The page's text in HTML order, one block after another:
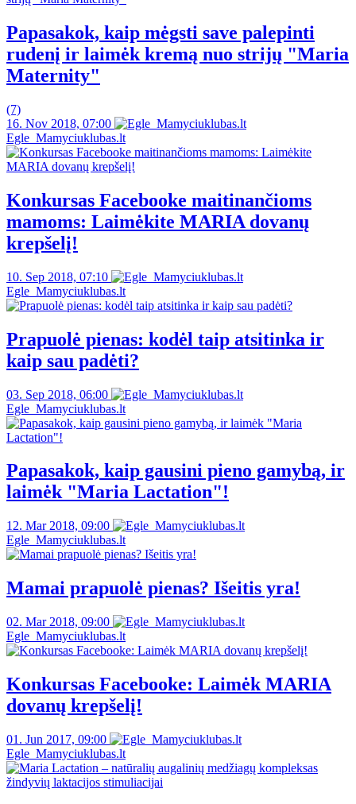
Papasakok, kaip mėgsti save palepinti
rudenį ir laimėk kremą nuo strijų "Maria
Maternity"
(7)
16. Nov 2018, 07:00
Egle_Mamyciuklubas.lt
Konkursas Facebooke maitinančioms
mamoms: Laimėkite MARIA dovanų
krepšelį!
10. Sep 2018, 07:10
Egle_Mamyciuklubas.lt
Prapuolė pienas: kodėl taip atsitinka ir
kaip sau padėti?
03. Sep 2018, 06:00
Egle_Mamyciuklubas.lt
Papasakok, kaip gausini pieno gamybą, ir
laimėk "Maria Lactation"!
12. Mar 2018, 09:00
Egle_Mamyciuklubas.lt
Mamai prapuolė pienas? Išeitis yra!
02. Mar 2018, 09:00
Egle_Mamyciuklubas.lt
Konkursas Facebooke: Laimėk MARIA
dovanų krepšelį!
01. Jun 2017, 09:00
Egle_Mamyciuklubas.lt